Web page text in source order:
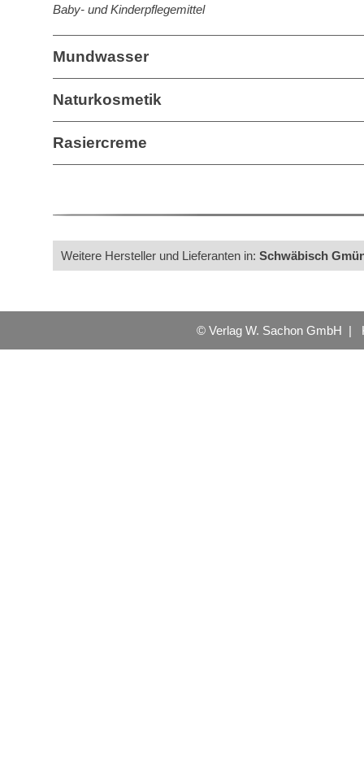
Baby- und Kinderpflegemittel
Mundwasser
Naturkosmetik
Rasiercreme
Weitere Hersteller und Lieferanten in: Schwäbisch
© Verlag W. Sachon GmbH |